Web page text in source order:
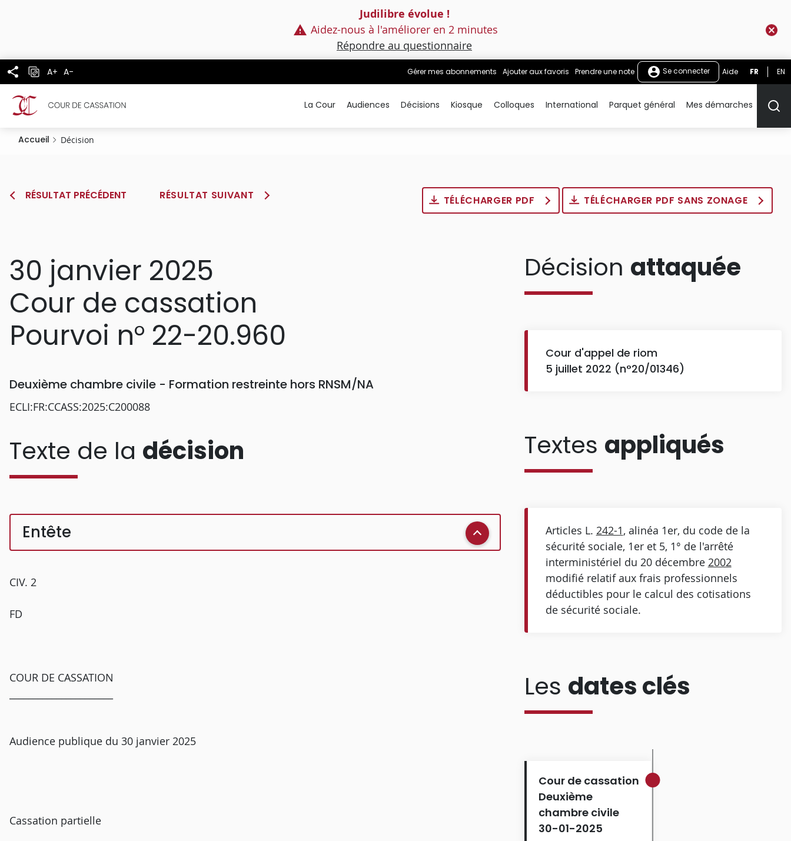
Judilibre évolue !
Aidez-nous à l'améliorer en 2 minutes
Répondre au questionnaire
A+ A- Gérer mes abonnements Ajouter aux favoris Prendre une note Se connecter Aide FR EN
La Cour Audiences Décisions Kiosque Colloques International Parquet général Mes démarches
Accueil Décision
TÉLÉCHARGER PDF TÉLÉCHARGER PDF SANS ZONAGE
RÉSULTAT PRÉCÉDENT RÉSULTAT SUIVANT
30 janvier 2025
Cour de cassation
Pourvoi n° 22-20.960
Deuxième chambre civile - Formation restreinte hors RNSM/NA
ECLI:FR:CCASS:2025:C200088
Texte de la décision
Entête
CIV. 2
FD
COUR DE CASSATION
Audience publique du 30 janvier 2025
Cassation partielle
Décision attaquée
Cour d'appel de riom
5 juillet 2022 (n°20/01346)
Textes appliqués
Articles L. 242-1, alinéa 1er, du code de la
sécurité sociale, 1er et 5, 1° de l'arrêté
interministériel du 20 décembre 2002
modifié relatif aux frais professionnels
déductibles pour le calcul des cotisations
de sécurité sociale.
Les dates clés
Cour de cassation
Deuxième
chambre civile
30-01-2025